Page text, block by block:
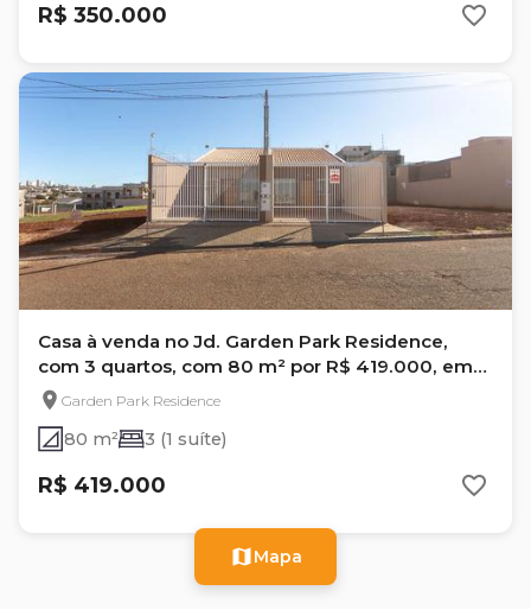
R$ 350.000
Casa à venda no Jd. Garden Park Residence,
com 3 quartos, com 80 m² por R$ 419.000, em
Londrina - Pr
Garden Park Residence
80 m² 3 (1 suíte)
R$ 419.000
Mapa